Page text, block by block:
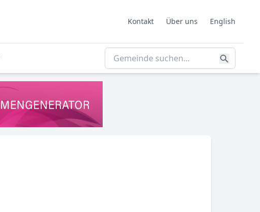
Kontakt Über uns English